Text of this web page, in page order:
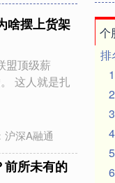
啥摆上货架
盟顶级薪
这人就是扎
沪深A融通
前所未有的
个
排
1
2
3
4
5
6